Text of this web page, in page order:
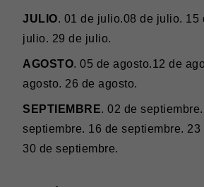
JULIO. 01 de julio.08 de julio. 15
julio. 29 de julio.
AGOSTO. 05 de agosto.12 de
agosto. 26 de agosto.
SEPTIEMBRE. 02 de
septiembre. 16 de septiembre. 23
30 de septiembre.